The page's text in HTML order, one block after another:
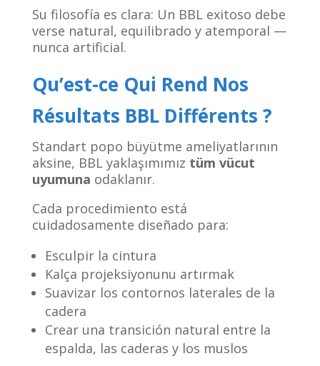
Su filosofía es clara: Un BBL exitoso debe
verse natural, equilibrado y atemporal —
nunca artificial.
Qu’est-ce Qui Rend Nos
Résultats BBL Différents ?
Standart popo büyütme ameliyatlarının
aksine, BBL yaklaşımımız tüm vücut
uyumuna odaklanır.
Cada procedimiento está
cuidadosamente diseñado para:
Esculpir la cintura
Kalça projeksiyonunu artırmak
Suavizar los contornos laterales de la
cadera
Crear una transición natural entre la
espalda, las caderas y los muslos